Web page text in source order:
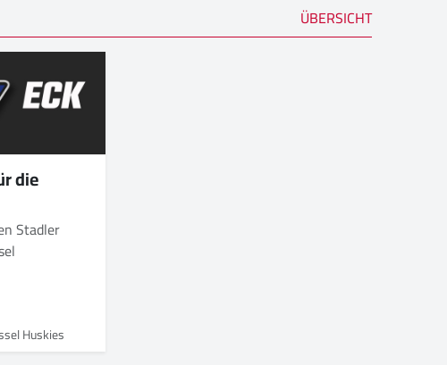
ÜBERSICHT
die
Stadler
Huskies